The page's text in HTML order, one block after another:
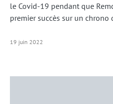
le Covid-19 pendant que
premier succès sur un chrono
19 juin 2022